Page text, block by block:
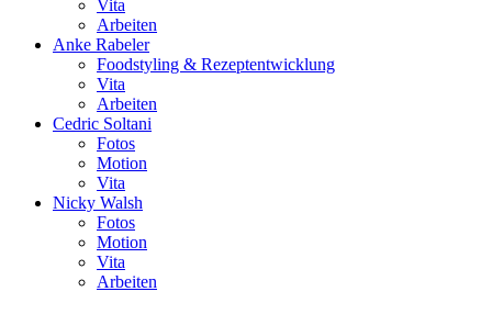
Vita
Arbeiten
Anke Rabeler
Foodstyling & Rezeptentwicklung
Vita
Arbeiten
Cedric Soltani
Fotos
Motion
Vita
Nicky Walsh
Fotos
Motion
Vita
Arbeiten